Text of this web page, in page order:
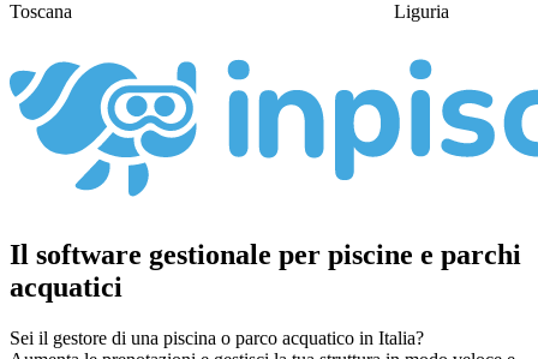
Toscana Liguria
Il software gestionale per piscine e parchi
acquatici
Sei il gestore di una piscina o parco acquatico in Italia?